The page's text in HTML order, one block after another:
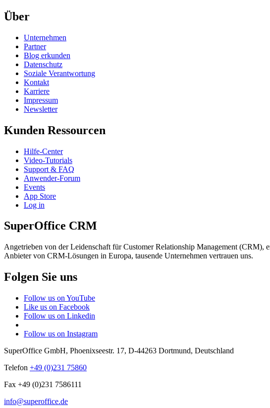
Über
Unternehmen
Partner
Blog erkunden
Datenschutz
Soziale Verantwortung
Kontakt
Karriere
Impressum
Newsletter
Kunden Ressourcen
Hilfe-Center
Video-Tutorials
Support & FAQ
Anwender-Forum
Events
App Store
Log in
SuperOffice CRM
Angetrieben von der Leidenschaft für Customer Relationship Management
Anbieter von CRM-Lösungen in Europa, tausende Unternehmen vertrauen uns.
Folgen Sie uns
Follow us on YouTube
Like us on Facebook
Follow us on Linkedin
Follow us on Instagram
SuperOffice GmbH, Phoenixseestr. 17, D-44263 Dortmund, Deutschland
Telefon +49 (0)231 75860
Fax +49 (0)231 7586111
info@superoffice.de